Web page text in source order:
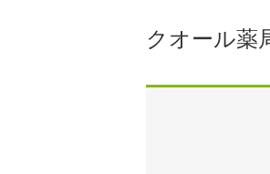
クオール薬